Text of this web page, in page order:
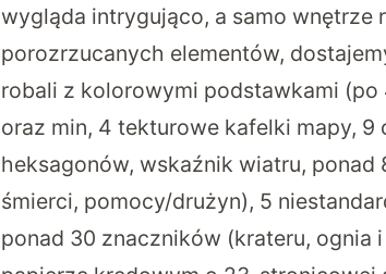
wygląda intrygująco, a samo wnętrze
porozrzucanych elementów,
robali z kolorowymi podstawkami
oraz min, 4 tekturowe kafelki mapy,
heksagonów, wskaźnik wiatru,
śmierci, pomocy/drużyn), 5
ponad 30 znaczników (krateru, ognia